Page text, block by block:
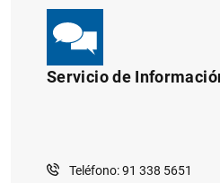
Servicio de
Teléfono: 91 338 5651